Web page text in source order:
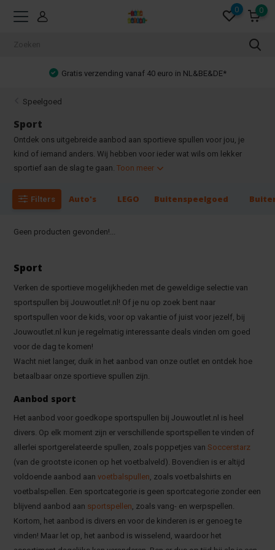
0 0
Gratis verzending vanaf 40 euro in NL&BE&DE*
Speelgoed
Sport
Ontdek ons uitgebreide aanbod aan sportieve spullen voor jou, je
kind of iemand anders. Wij hebben voor ieder wat wils om lekker
sportief aan de slag te gaan.Toon meer
Filters Auto's LEGO Buitenspeelgoed
Geen producten gevonden!...
Sport
Verken de sportieve mogelijkheden met de geweldige selectie van
sportspullen bij Jouwoutlet.nl! Of je nu op zoek bent naar
sportspullen voor de kids, voor op vakantie of juist voor jezelf, bij
Jouwoutlet.nl kun je regelmatig interessante deals vinden om goed
voor de dag te komen!
Wacht niet langer, duik in het aanbod van onze outlet en ontdek hoe
betaalbaar onze sportieve spullen zijn.
Aanbod sport
Het aanbod voor goedkope sportspullen bij Jouwoutlet.nl is heel
divers. Op elk moment zijn er verschillende sportspellen te vinden of
allerlei sportgerelateerde spullen, zoals poppetjes vanSoccerstarz
(van de grootste iconen op het voetbalveld). Bovendien is er altijd
voldoende aanbod aanvoetbalspullen, zoals voetbalshirts en
voetbalspellen. Een sportcategorie is geen sportcategorie zonder een
blijvend aanbod aan sportspellen, zoals vang- en werpspellen.
Kortom, het aanbod is divers en voor de kinderen is er genoeg te
vinden! Maar let op, het aanbod is wisselend, waardoor het